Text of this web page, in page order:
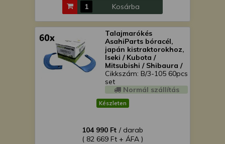
Kosárba
Talajmarókés
AsahiParts bóracél,
japán kistraktorokhoz,
Iseki / Kubota /
Mitsubishi / Shibaura /
Yanmar, 60 darabos
csomag, SZUPER
ÁRON!
Cikkszám: B/3-105 60pcs
set
Normál szállítás
Készleten
104 990 Ft / darab
( 82 669 Ft + ÁFA )